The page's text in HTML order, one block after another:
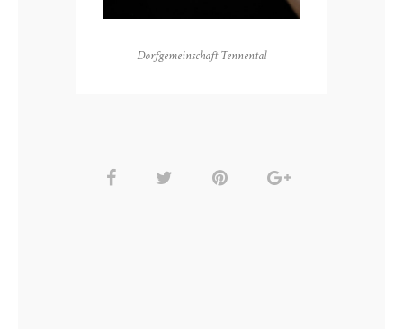
Dorfgemeinschaft Tennental